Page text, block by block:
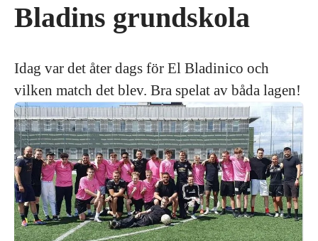
Bladins grundskola
Idag var det åter dags för El Bladinico och
vilken match det blev. Bra spelat av båda lagen!